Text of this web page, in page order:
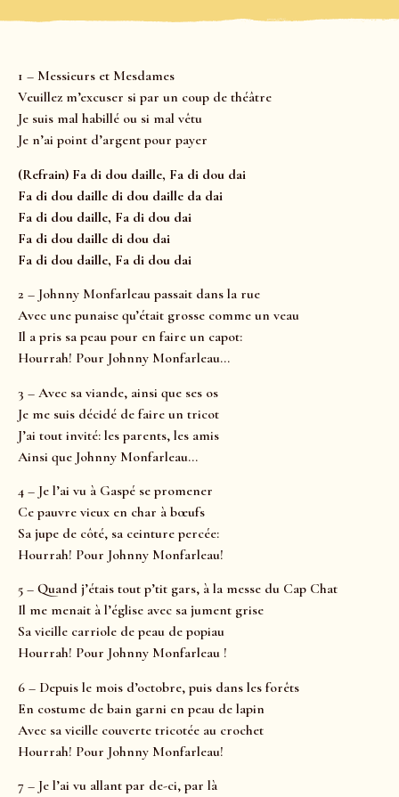
1 – Messieurs et Mesdames
Veuillez m’excuser si par un coup de théâtre
Je suis mal habillé ou si mal vêtu
Je n’ai point d’argent pour payer
(Refrain) Fa di dou daille, Fa di dou dai
Fa di dou daille di dou daille da dai
Fa di dou daille, Fa di dou dai
Fa di dou daille di dou dai
Fa di dou daille, Fa di dou dai
2 – Johnny Monfarleau passait dans la rue
Avec une punaise qu’était grosse comme un veau
Il a pris sa peau pour en faire un capot:
Hourrah! Pour Johnny Monfarleau…
3 – Avec sa viande, ainsi que ses os
Je me suis décidé de faire un tricot
J’ai tout invité: les parents, les amis
Ainsi que Johnny Monfarleau…
4 – Je l’ai vu à Gaspé se promener
Ce pauvre vieux en char à bœufs
Sa jupe de côté, sa ceinture percée:
Hourrah! Pour Johnny Monfarleau!
5 – Quand j’étais tout p’tit gars, à la messe du Cap Chat
Il me menait à l’église avec sa jument grise
Sa vieille carriole de peau de popiau
Hourrah! Pour Johnny Monfarleau !
6 – Depuis le mois d’octobre, puis dans les forêts
En costume de bain garni en peau de lapin
Avec sa vieille couverte tricotée au crochet
Hourrah! Pour Johnny Monfarleau!
7 – Je l’ai vu allant par de-ci, par là